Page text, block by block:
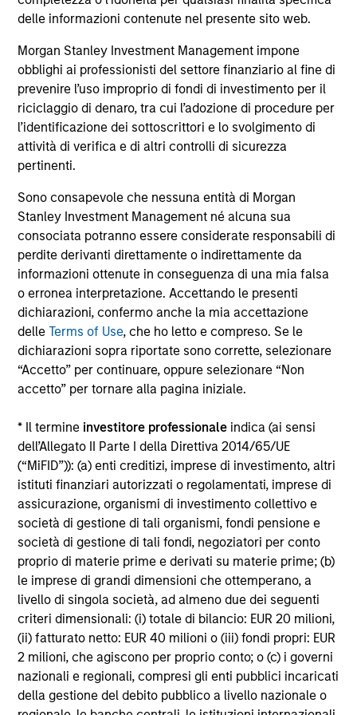
delle informazioni contenute nel presente sito web.
Morgan Stanley Investment Management impone
obblighi ai professionisti del settore finanziario al fine di
prevenire l’uso improprio di fondi di investimento per il
riciclaggio di denaro, tra cui l’adozione di procedure per
l’identificazione dei sottoscrittori e lo svolgimento di
attività di verifica e di altri controlli di sicurezza
pertinenti.
Sono consapevole che nessuna entità di Morgan
Stanley Investment Management né alcuna sua
consociata potranno essere considerate responsabili di
perdite derivanti direttamente o indirettamente da
informazioni ottenute in conseguenza di una mia falsa
o erronea interpretazione. Accettando le presenti
dichiarazioni, confermo anche la mia accettazione
delleTerms of Use, che ho letto e compreso. Se le
dichiarazioni sopra riportate sono corrette, selezionare
“Accetto” per continuare, oppure selezionare “Non
accetto” per tornare alla pagina iniziale.
* Il termine investitore professionale indica (ai sensi
dell’Allegato II Parte I della Direttiva 2014/65/UE
(“MiFID”)): (a) enti creditizi, imprese di investimento, altri
istituti finanziari autorizzati o regolamentati, imprese di
assicurazione, organismi di investimento collettivo e
società di gestione di tali organismi, fondi pensione e
società di gestione di tali fondi, negoziatori per conto
proprio di materie prime e derivati su materie prime; (b)
le imprese di grandi dimensioni che ottemperano, a
livello di singola società, ad almeno due dei seguenti
criteri dimensionali: (i) totale di bilancio: EUR 20 milioni,
(ii) fatturato netto: EUR 40 milioni o (iii) fondi propri: EUR
2 milioni, che agiscono per proprio conto; o (c) i governi
nazionali e regionali, compresi gli enti pubblici incaricati
della gestione del debito pubblico a livello nazionale o
all’emissione e al rimborso delle azioni. La fonte di tutti i
Investment Management Limited (“MSIM Ltd”).
Il valore degli investimenti e i proventi da essi derivanti
possono aumentare come diminuire e un investitore può
non
recuperare l'importo investito.
I dati di performance per i comparti con track record
inferiore a un anno non sono illustrati. Le performance sono
calcolate al netto delle commissioni. I dati di performance
da inizio anno non sono annualizzati. Le performance di
altre classi di azioni, se disponibili, potrebbero essere
diverse. Prima di investire si consiglia di valutare
attentamente gli obiettivi d’investimento, i rischi, le
commissioni e le spese del comparto.
Il ricorso alla leva aumenta i rischi: una variazione
relativamente contenuta nel valore di un investimento può
determinare una variazione molto più elevata, sia in senso
positivo che negativo, nel valore di quell’investimento e, di
conseguenza, nel valore del Comparto.
Alcuni documenti disponibili in questo sito possono
riguardare più comparti della gamma Morgan Stanley
sono disponibili in tutte le giurisdizioni e che i comparti non
sono disponibili per le persone residenti nelle giurisdizioni
in cui tale distribuzione o disponibilità sia contraria alle
leggi o ai regolamenti locali.
Più alta è la categoria (1-7), maggiore è il potenziale di
rendimento, ma anche il rischio di perdere l’investimento.
La categoria 1 non indica un investimento privo di rischio. Si
rimanda al Documento contenente informazioni chiave per
gli investitori (KIID), nella sezione Risorse, per il rating di
rischio specifico per le classi di azioni e le avvertenze.
Il Morningstar Rating™, o “star rating” viene calcolato per i
prodotti gestiti (inclusi fondi comuni, sottoconti di rendite
variabili e polizze vita variabili, exchange-traded fund, fondi
chiusi e conti separati) con uno storico minimo di tre anni.
Gli exchange-traded fund e i fondi comuni aperti sono
considerati come un’unica categoria a fini comparativi. Il
rating viene calcolato sulla base di una misura del